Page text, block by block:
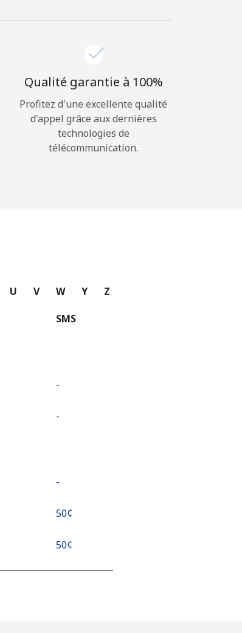
Qualité garantie à 100%
Profitez d'une excellente qualité
d'appel grâce aux dernières
technologies de
télécommunication.
U V W Y Z
SMS
-
-
-
⁦50¢⁩
⁦50¢⁩